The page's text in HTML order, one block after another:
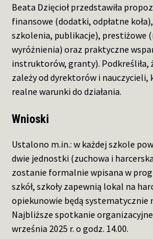
Beata Dzięcioł przedstawiła
finansowe (dodatki, odpłatne
szkolenia, publikacje), prestiżowe
wyróżnienia) oraz praktyczne
instruktorów, granty). Podkreśliła,
zależy od dyrektorów i
realne warunki do działania.
Wnioski
Ustalono m.in.: w każdej szkole
dwie jednostki (zuchowa i
zostanie formalnie wpisana w
szkół, szkoły zapewnią lokal na
opiekunowie będą systematycznie
Najbliższe spotkanie
września 2025 r. o godz. 14.00.